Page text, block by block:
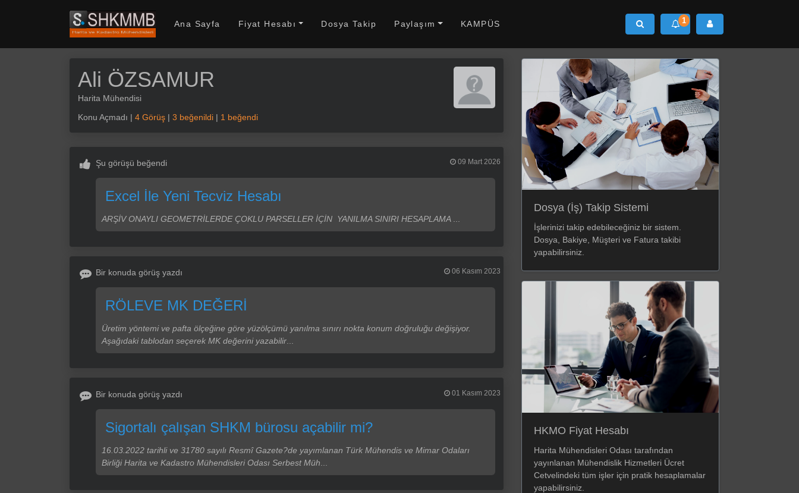
SHKMMB
Ana Sayfa Fiyat Hesabı Dosya Takip Paylaşım KAMPÜS Ara 1
Ali ÖZSAMUR
Harita Mühendisi
Konu Açmadı |4 Görüş |3 beğenildi | 1 beğendi
09 Mart 2026
Şu görüşü beğendi
Excel İle Yeni Tecviz Hesabı
ARŞİV ONAYLI GEOMETRİLERDE ÇOKLU PARSELLER İÇİN YANILMA SINIRI HESAPLAMA
06 Kasım 2023
Bir konuda görüş yazdı
RÖLEVE MK DEĞERİ
Üretim yöntemi ve pafta ölçeğine göre yüzölçümü yanılma sınırı nokta konum doğruluğu değişiyor.
Aşağıdaki tablodan seçerek MK değerini yazabilir
01 Kasım 2023
Bir konuda görüş yazdı
Sigortalı çalışan SHKM bürosu açabilir mi?
16.03.2022 tarihli ve 31780 sayılı Resmî Gazete?de yayımlanan Türk Mühendis ve Mimar Odaları
Birliği Harita ve Kadastro Mühendisleri Odası Serbest Müh
Dosya (İş) Takip Sistemi
İşlerinizi takip edebileceğiniz bir sistem.
Dosya, Bakiye, Müşteri ve Fatura takibi
yapabilirsiniz.
HKMO Fiyat Hesabı
Harita Mühendisleri Odası tarafından
yayınlanan Mühendislik Hizmetleri Ücret
Cetvelindeki tüm işler için pratik hesaplamalar
yapabilirsiniz.